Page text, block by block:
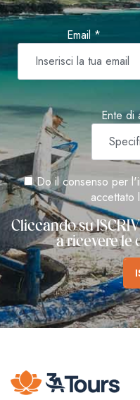
Email *
Ente di
Do il consenso per
accettato
Cliccando su
a ricevere le